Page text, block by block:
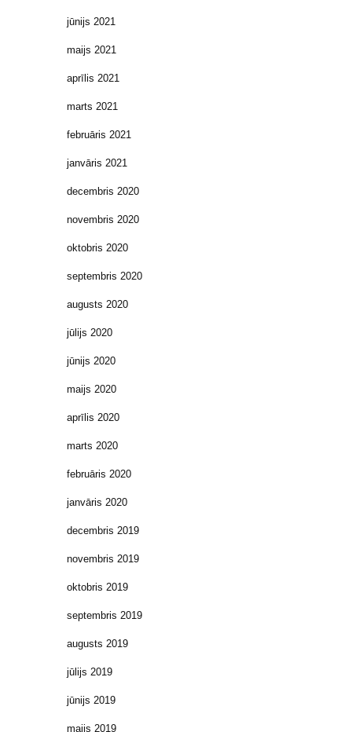
jūnijs 2021
maijs 2021
aprīlis 2021
marts 2021
februāris 2021
janvāris 2021
decembris 2020
novembris 2020
oktobris 2020
septembris 2020
augusts 2020
jūlijs 2020
jūnijs 2020
maijs 2020
aprīlis 2020
marts 2020
februāris 2020
janvāris 2020
decembris 2019
novembris 2019
oktobris 2019
septembris 2019
augusts 2019
jūlijs 2019
jūnijs 2019
maijs 2019